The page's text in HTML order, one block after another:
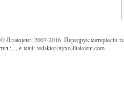
© Літакцент, 2007-2016. Передрук матеріалів
тел.:
, е-маіl:redaktor(вухо)litakcent.com